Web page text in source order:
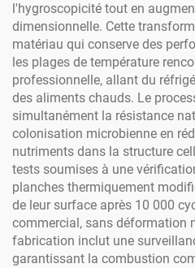
l'hygroscopicité tout en
dimensionnelle. Cette
matériau qui conserve des
les plages de température
professionnelle, allant du
des aliments chauds. Le
simultanément la résistance
colonisation microbienne en
nutriments dans la structure
tests soumises à une
planches thermiquement
de leur surface après 10 000
commercial, sans déformation
fabrication inclut une
garantissant la combustion